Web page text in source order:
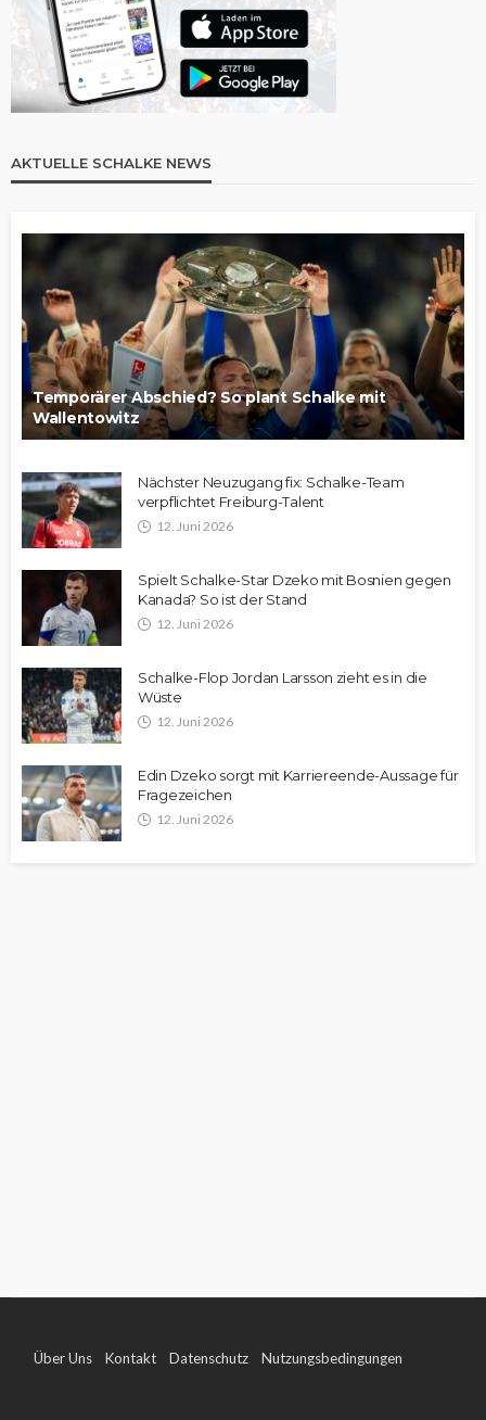
AKTUELLE SCHALKE NEWS
Temporärer Abschied? So plant Schalke mit
Wallentowitz
Nächster Neuzugang fix: Schalke-Team
verpflichtet Freiburg-Talent
12. Juni 2026
Spielt Schalke-Star Dzeko mit Bosnien gegen
Kanada? So ist der Stand
12. Juni 2026
Schalke-Flop Jordan Larsson zieht es in die
Wüste
12. Juni 2026
Edin Dzeko sorgt mit Karriereende-Aussage für
Fragezeichen
12. Juni 2026
Über Uns Kontakt Datenschutz Nutzungsbedingungen